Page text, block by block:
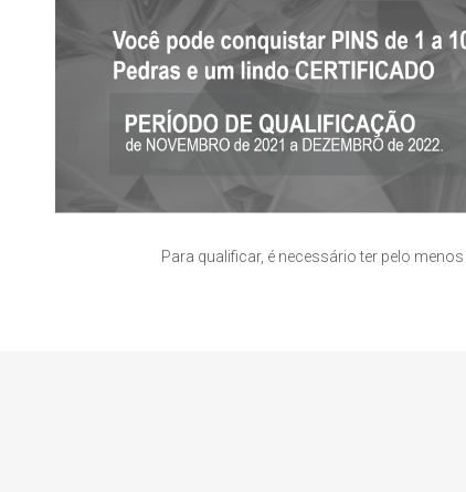
Para qualificar, é necessário ter pelo menos